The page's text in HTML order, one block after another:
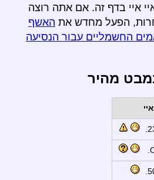
איי בדף זה. אם אתה רוצה
הפעל מחדש את האשף
החשמליים עבור הנסיעה
מהיר